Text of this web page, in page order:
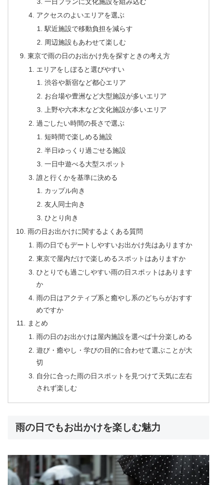
一日プランに文化施設を組み込む
アクセスのよいエリアを選ぶ
駅近施設で移動負担を減らす
周辺施設もあわせて楽しむ
東京で雨の日のお出かけ先を探すときの考え方
エリアをしぼると選びやすい
渋谷や新宿など都心エリア
お台場や豊洲など大型施設が多いエリア
上野や六本木など文化施設が多いエリア
過ごしたい時間の長さで選ぶ
短時間で楽しめる施設
半日ゆっくり過ごせる施設
一日中遊べる大型スポット
誰と行くかを基準に決める
カップル向き
友人同士向き
ひとり向き
雨の日お出かけに関するよくある質問
雨の日でもデートしやすいお出かけ先はありますか
東京で屋内だけで楽しめるスポットはありますか
ひとりでも過ごしやすい雨の日スポットはあります
か
雨の日はアクティブ系と癒やし系のどちらがおすす
めですか
まとめ
雨の日のお出かけは屋内施設を選べば十分楽しめる
遊び・癒やし・学びの目的に合わせて選ぶことが大
切
自分に合った雨の日スポットを見つけて天気に左右
されず楽しむ
雨の日でもお出かけを楽しむ魅力